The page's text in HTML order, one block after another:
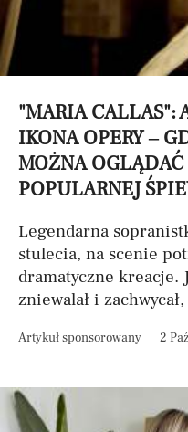
"MARIA CALLAS":
IKONA OPERY –
MOŻNA
POPULARNEJ
Legendarna
stulecia, na scenie
dramatyczne kreacje.
zniewalał i zachwycał,
Artykuł sponsorowany 2